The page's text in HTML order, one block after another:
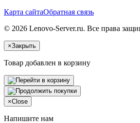
Карта сайтаОбратная связь
© 2026 Lenovo-Server.ru. Все права
×Закрыть
Товар добавлен в корзину
×Close
Напишите нам